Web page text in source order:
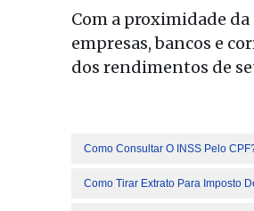
Com a proximidade
empresas, bancos e
dos rendimentos de
Como Consultar O INSS Pelo
Como Tirar Extrato Para Imposto